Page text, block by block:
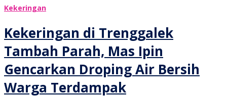
Kekeringan
Kekeringan di Trenggalek
Tambah Parah, Mas Ipin
Gencarkan Droping Air Bersih
Warga Terdampak